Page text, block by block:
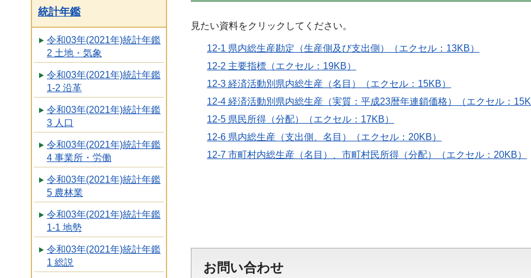
統計年鑑
令和03年(2021年)統計年鑑
2 土地・気象
令和03年(2021年)統計年鑑
1-2 沿革
令和03年(2021年)統計年鑑
3 人口
令和03年(2021年)統計年鑑
4 事業所・労働
令和03年(2021年)統計年鑑
5 農林業
令和03年(2021年)統計年鑑
1-1 地勢
令和03年(2021年)統計年鑑
1 総説
見たい資料をクリックしてください。
12-1 県内総生産勘定（生産側及び支出側）（エクセル：13KB）
12-2 主要指標（エクセル：19KB）
12-3 経済活動別県内総生産（名目）（エクセル：15KB）
12-4 経済活動別県内総生産（実質：平成23暦年連鎖価格）（エクセル：
12-5 県民所得（分配）（エクセル：17KB）
12-6 県内総生産（支出側、名目）（エクセル：20KB）
12-7 市町村内総生産（名目）、市町村民所得（分配）（エクセル：20KB）
お問い合わせ